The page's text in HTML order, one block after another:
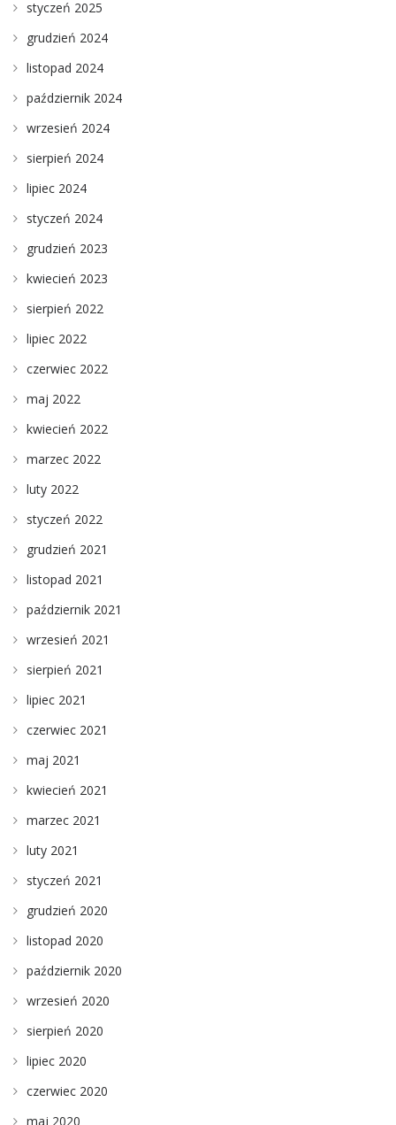
styczeń 2025
grudzień 2024
listopad 2024
październik 2024
wrzesień 2024
sierpień 2024
lipiec 2024
styczeń 2024
grudzień 2023
kwiecień 2023
sierpień 2022
lipiec 2022
czerwiec 2022
maj 2022
kwiecień 2022
marzec 2022
luty 2022
styczeń 2022
grudzień 2021
listopad 2021
październik 2021
wrzesień 2021
sierpień 2021
lipiec 2021
czerwiec 2021
maj 2021
kwiecień 2021
marzec 2021
luty 2021
styczeń 2021
grudzień 2020
listopad 2020
październik 2020
wrzesień 2020
sierpień 2020
lipiec 2020
czerwiec 2020
maj 2020